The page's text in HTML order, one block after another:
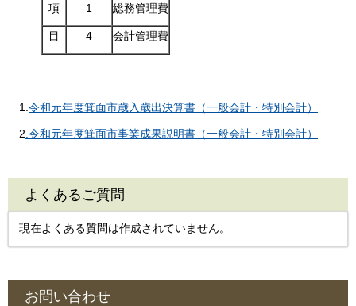
項 1 総務管理費
目 4 会計管理費
1. 令和元年度箕面市歳入歳出決算書（一般会計・特別会計）
2.令和元年度箕面市事業成果説明書（一般会計・特別会計）
よくあるご質問
現在よくある質問は作成されていません。
お問い合わせ